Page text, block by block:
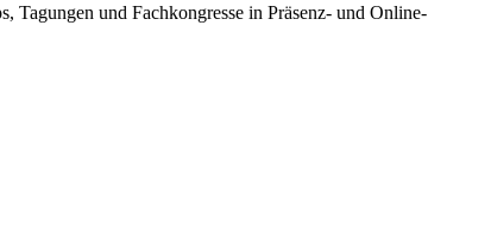
Tagungen und Fachkongresse in Präsenz- und Online-